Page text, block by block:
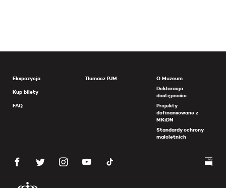
Ekspozycja
Kup bilety
FAQ
Tłumacz PJM
O Muzeum
Deklaracja
dostępności
Projekty
dofinansowane z
MKiDN
Standardy ochrony
małoletnich